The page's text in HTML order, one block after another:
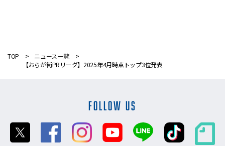
TOP
ニュース一覧
【おらが街PRリーグ】2025年4月時点トップ3位発表
FOLLOW US